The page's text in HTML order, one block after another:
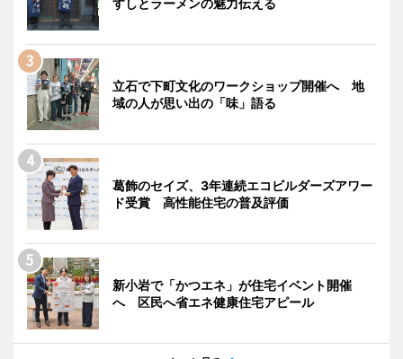
すしとラーメンの魅力伝える
立石で下町文化のワークショップ開催へ 地
域の人が思い出の「味」語る
葛飾のセイズ、3年連続エコビルダーズアワー
ド受賞 高性能住宅の普及評価
新小岩で「かつエネ」が住宅イベント開催
へ 区民へ省エネ健康住宅アピール